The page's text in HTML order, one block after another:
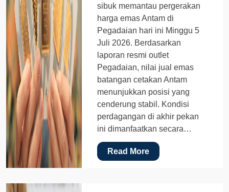
sibuk memantau pergerakan
harga emas Antam di
Pegadaian hari ini Minggu 5
Juli 2026. Berdasarkan
laporan resmi outlet
Pegadaian, nilai jual emas
batangan cetakan Antam
menunjukkan posisi yang
cenderung stabil. Kondisi
perdagangan di akhir pekan
ini dimanfaatkan secara…
Read More